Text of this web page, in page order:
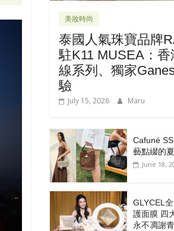
美妝時尚
泰國人氣珠寶品牌
駐K11 MUSEA：香
線系列、獨家
驗
July 15, 2026 Maru
Cafuné
藝點綴的
June 18,
GLYCEL
護面膜 四
永不凋謝